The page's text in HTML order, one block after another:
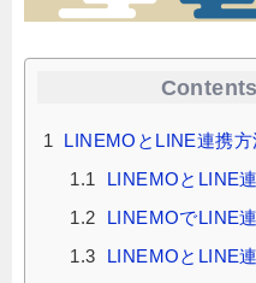
Contents
1
LINEMOとLINE連携方
1.1
LINEMOとLINE
1.2
LINEMOでLINE
1.3
LINEMOとLINE